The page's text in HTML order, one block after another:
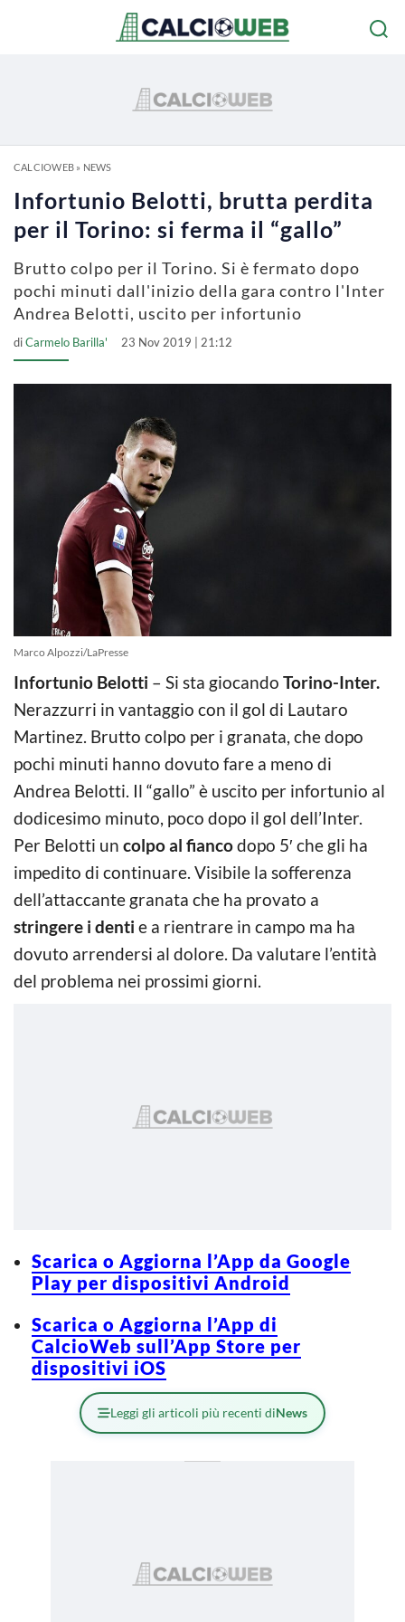
CALCIOWEB» NEWS
Infortunio Belotti, brutta perdita
per il Torino: si ferma il “gallo”
Brutto colpo per il Torino. Si è fermato dopo
pochi minuti dall'inizio della gara contro l'Inter
Andrea Belotti, uscito per infortunio
diCarmelo Barilla' 23 Nov 2019 | 21:12
Marco Alpozzi/LaPresse
Infortunio Belotti – Si sta giocando Torino-Inter.
Nerazzurri in vantaggio con il gol di Lautaro
Martinez. Brutto colpo per i granata, che dopo
pochi minuti hanno dovuto fare a meno di
Andrea Belotti. Il “gallo” è uscito per infortunio al
dodicesimo minuto, poco dopo il gol dell’Inter.
Per Belotti un colpo al fiancodopo 5′ che gli ha
impedito di continuare. Visibile la sofferenza
dell’attaccante granata che ha provato a
stringere i denti e a rientrare in campo ma ha
dovuto arrendersi al dolore. Da valutare l’entità
del problema nei prossimi giorni.
Scarica o Aggiorna l’App da Google
Play per dispositivi Android
Scarica o Aggiorna l’App di
CalcioWeb sull’App Store per
dispositivi iOS
Leggi gli articoli più recenti diNews